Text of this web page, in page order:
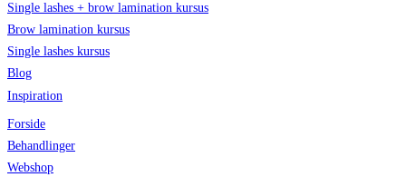
Single lashes + brow lamination kursus
Brow lamination kursus
Single lashes kursus
Blog
Inspiration
Forside
Behandlinger
Webshop